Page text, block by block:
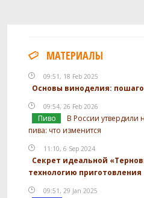
МАТЕРИАЛЫ
09:51, 18 Feb 2025
Основы виноделия:
09:54, 26 Feb 2026
Пиво
В России утвердили
пива: что изменится
11:10, 6 Sep 2024
Секрет идеальной
технологию приготовления
09:51, 29 Jan 2025